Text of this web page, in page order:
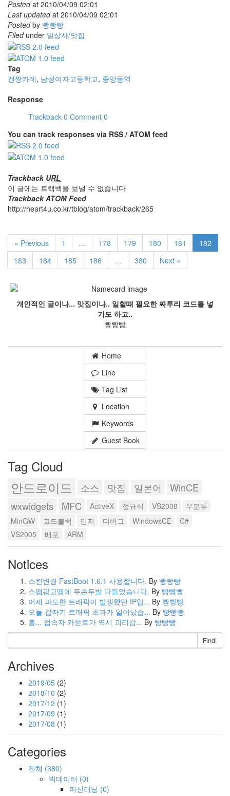
Postedat 2010/04/09 02:01
Last updatedat 2010/04/09 02:01
Postedby 빵빵빵
Filedunder 일상사/맛집
Tag
겐짱카레, 남성여자고등학교, 중앙동역
Response
Trackback 0 Comment 0
You can track responses via RSS / ATOM feed
Trackback URL
이 글에는 트랙백을 보낼 수 없습니다
Trackback ATOM Feed
http://heart4u.co.kr/tblog/atom/trackback/265
« Previous 1 … 178 179 180 181
182
183
184 185 186 … 380 Next »
개인적인 글이나... 맛집이나.. 일할때 필요한 짜투리 코드를 넣
기도 하고..
빵빵빵
Home
Line
Tag List
Location
Keywords
Guest Book
Tag Cloud
안드로이드 소스 맛집 일본어
WinCE
wxwidgets
MFC ActiveX 정규식 VS2008
우분투
MinGW
코드블럭 민지 디버그 WindowsCE
C#
VS2005
배포 ARM
Notices
스킨변경 FastBoot 1.6.1 사용합니다. By 빵빵빵
스팸광고땜에 두손두발 다들었습니다. By 빵빵빵
어제 과도한 트래픽이 발생했던 IP입... By 빵빵빵
오늘 갑자기 트래픽 초과가 일어났습... By 빵빵빵
흠... 접속자 카운트가 역시 괴리감... By 빵빵빵
Find!
Archives
2019/05 (2)
2018/10 (2)
2017/12 (1)
2017/09 (1)
2017/08 (1)
Categories
전체 (380)
빅데이터 (0)
머신러닝 (0)